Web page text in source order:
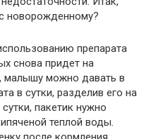
новорожденному?
препарата
снова придет на
малышу можно давать в
в сутки, разделив его на
пакетик нужно
теплой воды.